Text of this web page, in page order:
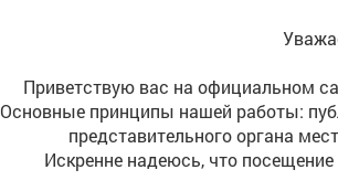
Приветствую вас на официальном
Основные принципы нашей работы:
представительного органа
Искренне надеюсь, что